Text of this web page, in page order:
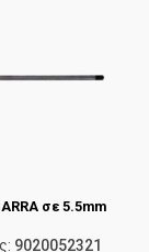
σε 5.5mm
9020052321